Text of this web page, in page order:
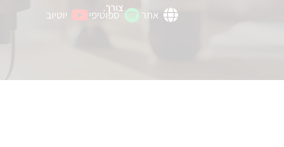
צורך.
אתר ספוטיפי יוטיוב